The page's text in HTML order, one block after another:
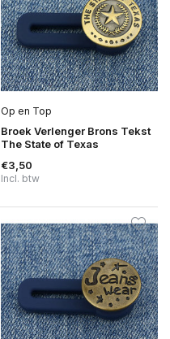
Op en Top
Broek Verlenger Brons Tekst
The State of Texas
€3,50
Incl. btw